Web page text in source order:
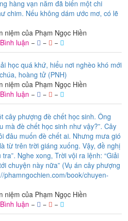
hàng vạn năm đã biến một chi
chim. Nếu không dám ước mơ, có lẽ
niệm của Phạm Ngọc Hiền
luận − − −
học quá khứ, hiểu nơi nghèo khó mới
hoàng tử (PNH)
niệm của Phạm Ngọc Hiền
luận − − −
cây phượng đè chết học sinh. Ông
mà đè chết học sinh như vậy?”. Cây
đâu muốn đè chết ai. Nhưng mưa gió
từ trên trời giáng xuống. Vậy, đề nghị
Nghe xong, Trời vội ra lệnh: “Giải
chuyện này nữa” (Vụ án cây phượng
phamngochien.com/book/chuyen-
niệm của Phạm Ngọc Hiền
luận − − −